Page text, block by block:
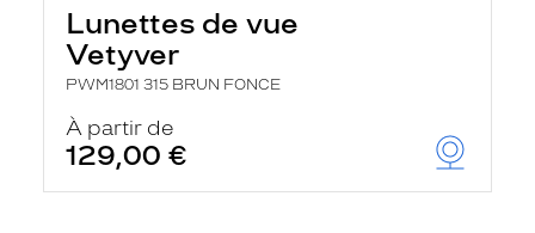
Lunettes de vue
Vetyver
PWM1801 315 BRUN FONCE
À partir de
129,00 €